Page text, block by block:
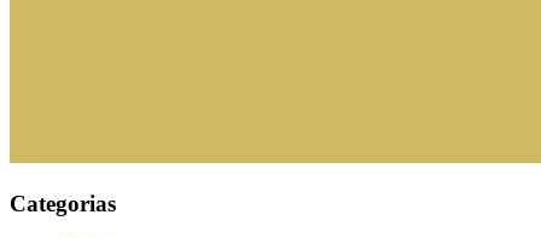
Categorias